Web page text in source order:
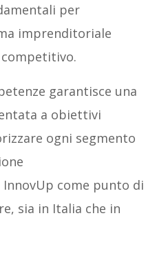
per
imprenditoriale
garantisce una
a obiettivi
ogni segmento
come punto di
sia in Italia che in